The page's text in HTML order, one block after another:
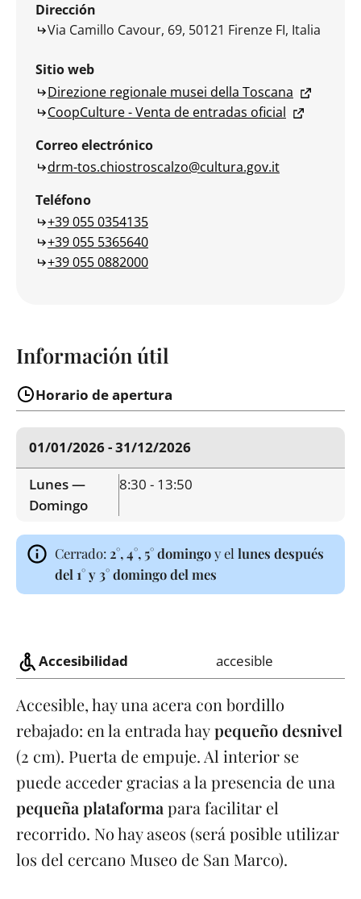
Dirección
Via Camillo Cavour, 69, 50121 Firenze FI, Italia
Sitio web
Direzione regionale musei della Toscana
CoopCulture - Venta de entradas oficial
Correo electrónico
drm-tos.chiostroscalzo@cultura.gov.it
Teléfono
+39 055 0354135
+39 055 5365640
+39 055 0882000
Información útil
Horario de apertura
01/01/2026 - 31/12/2026
Lunes —
Domingo
8:30 - 13:50
Cerrado: 2°, 4°, 5° domingoy el lunes después
del 1° y 3° domingo del mes
Accesibilidad accesible
Accesible, hay una acera con bordillo
rebajado: en la entrada haypequeño desnivel
(2 cm). Puerta de empuje. Al interior se
puede acceder gracias a la presencia de una
pequeña plataforma para facilitar el
recorrido. No hay aseos (será posible utilizar
los del cercano Museo de San Marco).